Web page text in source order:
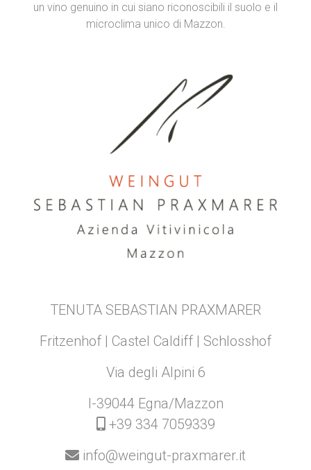
un vino genuino in cui siano riconoscibili il suolo e il
microclima unico di Mazzon.
TENUTA SEBASTIAN PRAXMARER
Fritzenhof | Castel Caldiff | Schlosshof
Via degli Alpini 6
I-39044 Egna/Mazzon
+39 334 7059339
info@weingut-praxmarer.it